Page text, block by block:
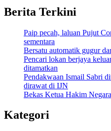
Berita Terkini
Paip pecah, laluan Pujut
sementara
Bersatu automatik gugur
Pencari lokan berjaya
ditamatkan
Pendakwaan Ismail Sabri
dirawat di IJN
Bekas Ketua Hakim
Kategori